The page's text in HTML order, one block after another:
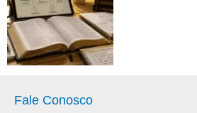
Fale Conosco